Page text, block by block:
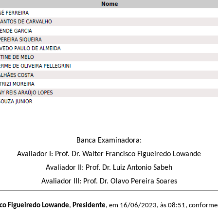
Banca Examinadora:
Avaliador I: Prof. Dr. Walter Francisco Figueiredo Lowande
Avaliador II: Prof. Dr. Luiz Antonio Sabeh
Avaliador III: Prof. Dr. Olavo Pereira Soares
Figueiredo Lowande, Presidente, em 16/06/2023, às 08:51,